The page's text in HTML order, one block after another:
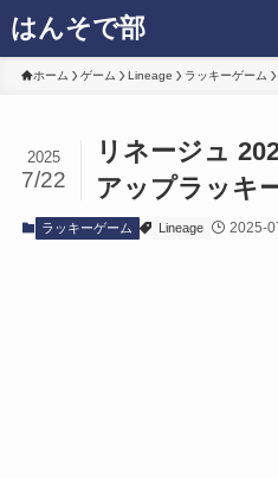
はんそで部
ホーム ゲーム Lineage ラッキーゲーム
リネージュ
アップラッキ
2025
7/22
ラッキーゲーム Lineage 2025-